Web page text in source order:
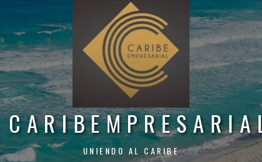
UNIENDO AL CARIBE